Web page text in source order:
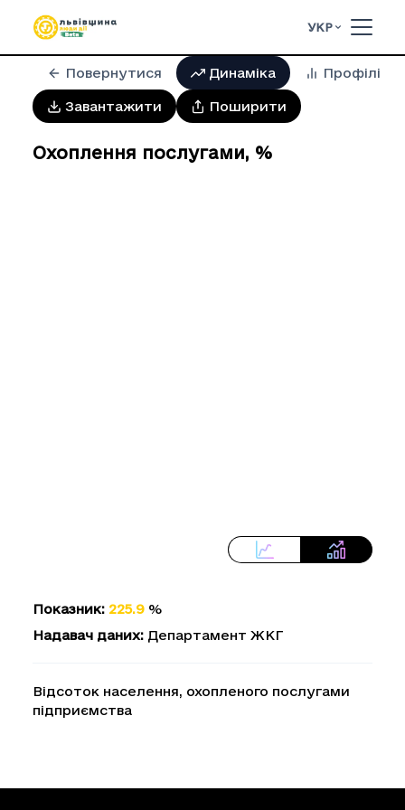
УКР
Повернутися Динаміка Профілі
Завантажити Поширити
Охоплення послугами, %
Показник: 225.9 %
Надавач даних: Департамент ЖКГ
Відсоток населення, охопленого послугами
підприємства